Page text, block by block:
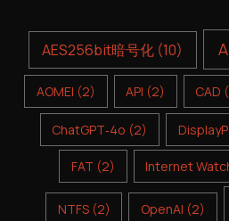
AES256bit暗号化 (10)
AOMEI (2) API (2) CAD
ChatGPT‑4o (2)
FAT (2) Internet
NTFS(2) OpenAI (2)